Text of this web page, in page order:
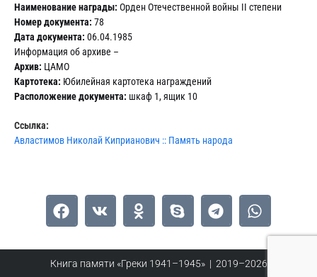
Наименование награды: Орден Отечественной войны II степени
Номер документа: 78
Дата документа: 06.04.1985
Информация об архиве –
Архив: ЦАМО
Картотека: Юбилейная картотека награждений
Расположение документа: шкаф 1, ящик 10
Ссылка:
Авластимов Николай Киприанович :: Память народа
Книга памяти «Греки 1941–1945» | 2019–2026